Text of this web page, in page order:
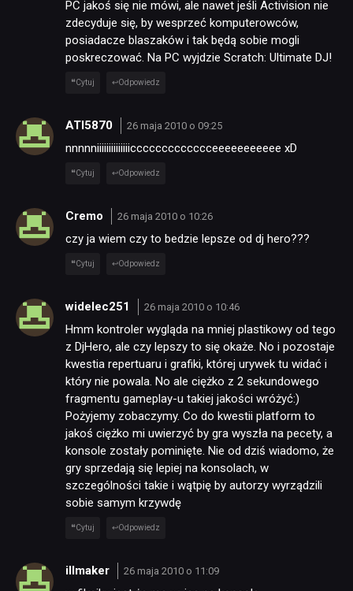
RETRO
TECHNOLOGIE
SKLEP
PC jakoś się nie mówi, ale nawet jeśli Activision nie
zdecyduje się, by wesprzeć komputerowców,
posiadacze blaszaków i tak będą sobie mogli
poskreczować. Na PC wyjdzie Scratch: Ultimate DJ!
Cytuj Odpowiedz
ATI5870 26 maja 2010 o 09:25
nnnnniiiiiiiiiiiiiiccccccccccccceeeeeeeeeee xD
Cytuj Odpowiedz
Cremo 26 maja 2010 o 10:26
czy ja wiem czy to bedzie lepsze od dj hero???
Cytuj Odpowiedz
widelec251 26 maja 2010 o 10:46
Hmm kontroler wygląda na mniej plastikowy od tego
z DjHero, ale czy lepszy to się okaże. No i pozostaje
kwestia repertuaru i grafiki, której urywek tu widać i
który nie powala. No ale ciężko z 2 sekundowego
fragmentu gameplay-u takiej jakości wróżyć:)
Pożyjemy zobaczymy. Co do kwestii platform to
jakoś ciężko mi uwierzyć by gra wyszła na pecety, a
konsole zostały pominięte. Nie od dziś wiadomo, że
gry sprzedają się lepiej na konsolach, w
szczególności takie i wątpię by autorzy wyrządzili
sobie samym krzywdę
Cytuj Odpowiedz
illmaker 26 maja 2010 o 11:09